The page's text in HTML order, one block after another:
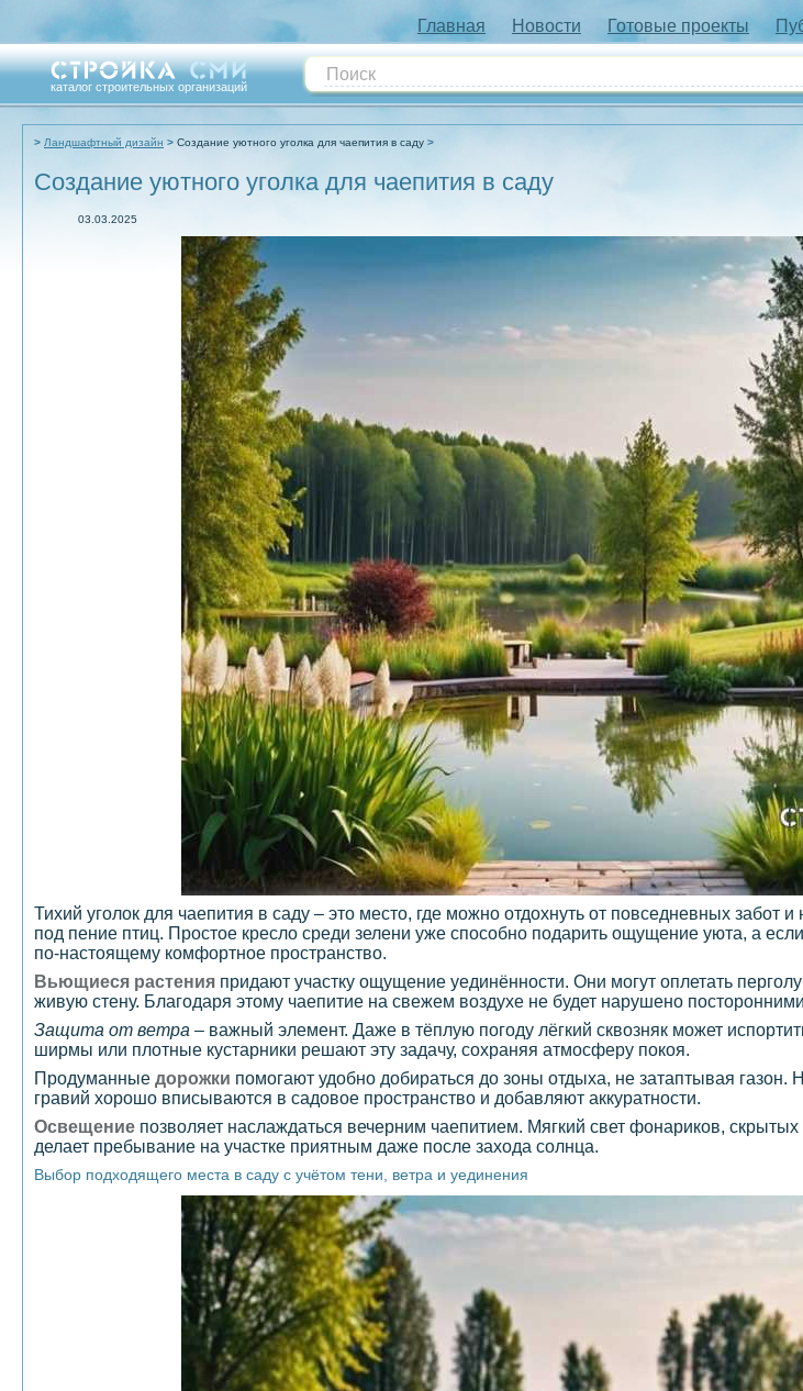
Главная Новости Готовые проекты
каталог строительных организаций
Ландшафтный дизайн Создание уютного уголка для чаепития в саду
Создание уютного уголка для чаепития в саду
03.03.2025
Тихий уголок для чаепития в саду – это место, где можно отдохнуть от повседневных забот
под пение птиц. Простое кресло среди зелени уже способно подарить ощущение уюта, а
по-настоящему комфортное пространство.
Вьющиеся растения придают участку ощущение уединённости. Они могут оплетать
живую стену. Благодаря этому чаепитие на свежем воздухе не будет нарушено
Защита от ветра – важный элемент. Даже в тёплую погоду лёгкий сквозняк может
ширмы или плотные кустарники решают эту задачу, сохраняя атмосферу покоя.
Продуманные дорожки помогают удобно добираться до зоны отдыха, не затаптывая
гравий хорошо вписываются в садовое пространство и добавляют аккуратности.
Освещение позволяет наслаждаться вечерним чаепитием. Мягкий свет фонариков,
делает пребывание на участке приятным даже после захода солнца.
Выбор подходящего места в саду с учётом тени, ветра и уединения